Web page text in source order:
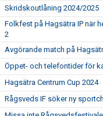
Skridskoutlåning 2024/2025
Folkfest på Hagsätra IP när
2
Avgörande match på
Öppet- och telefontider för
Hagsätra Centrum Cup 2024
Rågsveds IF söker ny